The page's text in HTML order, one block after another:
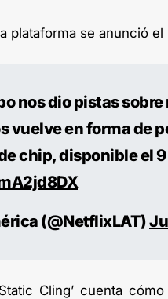
plataforma se anunció
nos dio pistas
vuelve en forma de
chip, disponible el
(@NetflixLAT)
Cling’ cuenta